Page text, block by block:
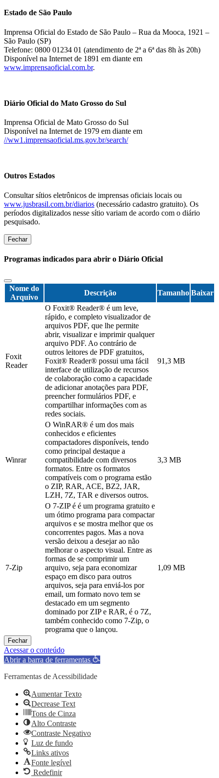
Estado de São Paulo
Imprensa Oficial do Estado de São Paulo – Rua da Mooca, 1921 –
São Paulo (SP)
Telefone: 0800 01234 01 (atendimento de 2ª a 6ª das 8h às 20h)
Disponível na Internet de 1891 em diante em
www.imprensaoficial.com.br.
Diário Oficial do Mato Grosso do Sul
Imprensa Oficial de Mato Grosso do Sul
Disponível na Internet de 1979 em diante em
//ww1.imprensaoficial.ms.gov.br/search/
Outros Estados
Consultar sítios eletrônicos de imprensas oficiais locais ou
www.jusbrasil.com.br/diarios (necessário cadastro gratuito). Os
períodos digitalizados nesse sítio variam de acordo com o diário
pesquisado.
Fechar
Programas indicados para abrir o Diário Oficial
Nome do
Arquivo
Descrição Tamanho Baixar
Foxit
Reader
O Foxit® Reader® é um leve,
rápido, e completo visualizador de
arquivos PDF, que lhe permite
abrir, visualizar e imprimir qualquer
arquivo PDF. Ao contrário de
outros leitores de PDF gratuitos,
Foxit® Reader® possui uma fácil
interface de utilização de recursos
de colaboração como a capacidade
de adicionar anotações para PDF,
preencher formulários PDF, e
compartilhar informações com as
redes sociais.
91,3 MB
Winrar
O WinRAR® é um dos mais
conhecidos e eficientes
compactadores disponíveis, tendo
como principal destaque a
compatibilidade com diversos
formatos. Entre os formatos
compatíveis com o programa estão
o ZIP, RAR, ACE, BZ2, JAR,
LZH, 7Z, TAR e diversos outros.
3,3 MB
7-Zip
O 7-ZIP é é um programa gratuito e
um ótimo programa para compactar
arquivos e se mostra melhor que os
concorrentes pagos. Mas a nova
versão deixou a desejar ao não
melhorar o aspecto visual. Entre as
formas de se comprimir um
arquivo, seja para economizar
espaço em disco para outros
arquivos, seja para enviá-los por
email, um formato novo tem se
destacado em um segmento
dominado por ZIP e RAR, é o 7Z,
também conhecido como 7-Zip, o
programa que o lançou.
1,09 MB
Fechar
Acessar o conteúdo
Abrir a barra de ferramentas
Ferramentas de Acessibilidade
Aumentar Texto
Decrease Text
Tons de Cinza
Alto Contraste
Contraste Negativo
Luz de fundo
Links ativos
Fonte legível
Redefinir